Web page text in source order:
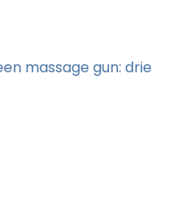
massage gun: drie